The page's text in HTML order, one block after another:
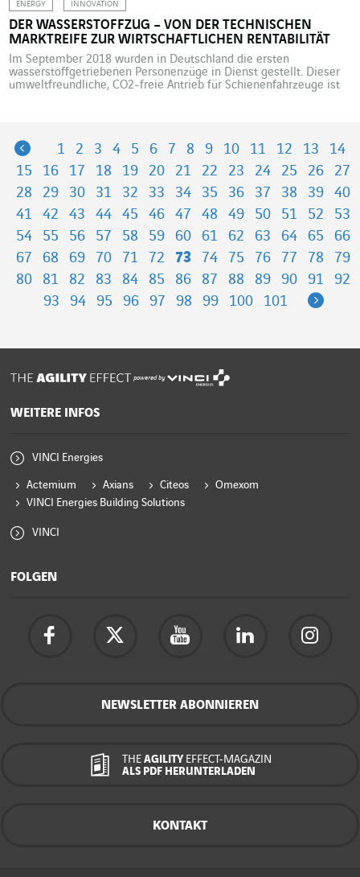
ENERGY INNOVATION
DER WASSERSTOFFZUG – VON DER TECHNISCHEN
MARKTREIFE ZUR WIRTSCHAFTLICHEN RENTABILITÄT
Im September 2018 wurden in Deutschland die ersten
wasserstoffgetriebenen Personenzüge in Dienst gestellt. Dieser
umweltfreundliche, CO2-freie Antrieb für Schienenfahrzeuge ist
Dienst gestellt. Sie […]
Previous
1 2 3 4 5 6 7 8 9 10 11 12 13
14
15
16 17 18 19 20 21 22 23 24 25 26
27
28
29 30 31 32 33 34 35 36 37 38 39
40
41
42 43 44 45 46 47 48 49 50 51 52
53
54
55 56 57 58 59 60 61 62 63 64 65
66
67
68 69 70 71 72 73 74 75 76 77 78
79
80
81 82 83 84 85 86 87 88 89 90 91
92
93
94 95 96 97 98 99 100 101 Next
powered by
WEITERE INFOS
VINCI Energies
Actemium Axians Citeos
Omexom
VINCI Energies Building Solutions
VINCI
FOLGEN
NEWSLETTER ABONNIEREN
THE AGILITY EFFECT-MAGAZIN
ALS PDF HERUNTERLADEN
KONTAKT